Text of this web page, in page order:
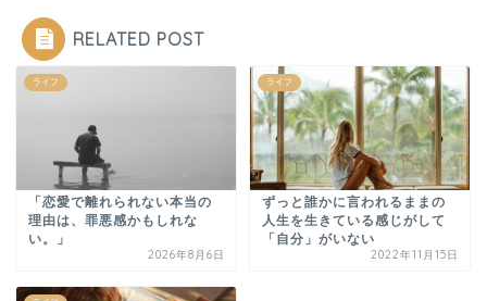
RELATED POST
ライフ
「恋愛で離れられない本当の
理由は、罪悪感かもしれな
い。」
2026年8月6日
ライフ
ずっと誰かに言われるままの
人生を生きている感じがして
「自分」がいない
2022年11月15日